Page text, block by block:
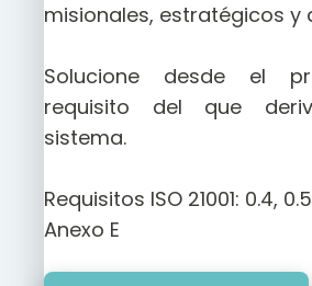
misionales, estratégicos y
Solucione desde el
requisito del que
sistema.
Requisitos ISO 21001: 0.4,
Anexo E